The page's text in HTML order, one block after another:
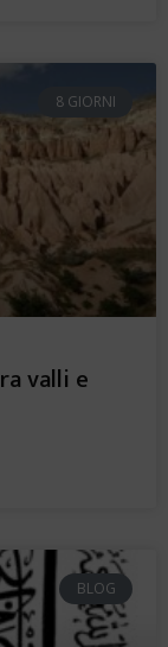
8 GIORNI
valli e
BLOG